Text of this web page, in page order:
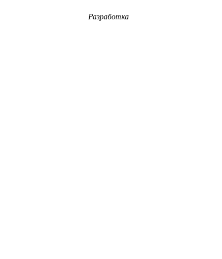
Разработка